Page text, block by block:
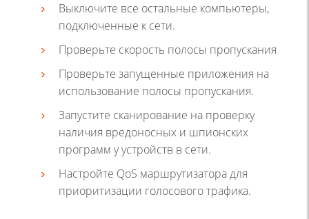
Выключите все остальные компьютеры,
подключенные к сети.
Проверьте скорость полосы пропускания
Проверьте запущенные приложения на
использование полосы пропускания.
Запустите сканирование на проверку
наличия вредоносных и шпионских
программ у устройств в сети.
Настройте QoS маршрутизатора для
приоритизации голосового трафика.